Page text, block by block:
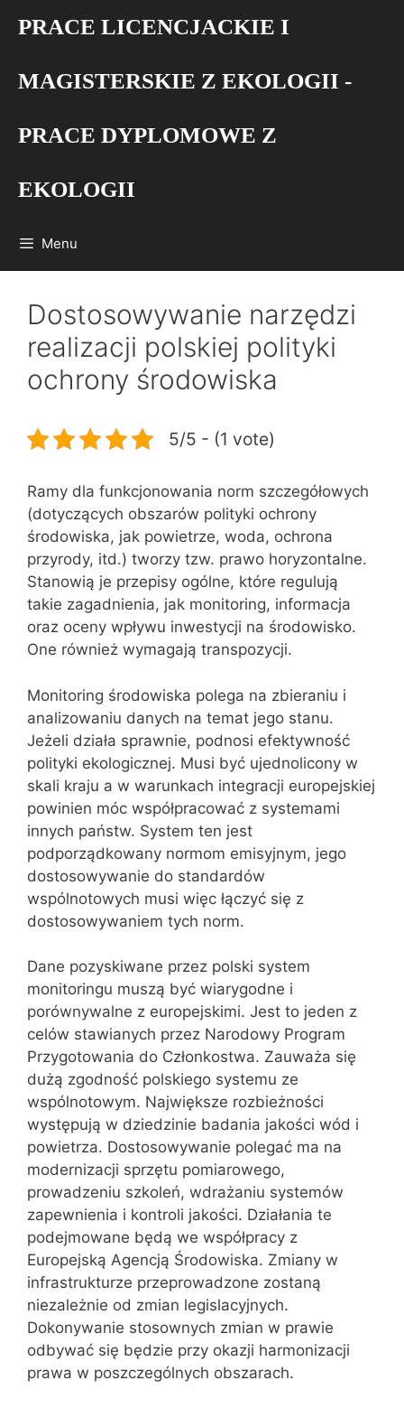
PRACE LICENCJACKIE I
MAGISTERSKIE Z EKOLOGII -
PRACE DYPLOMOWE Z
EKOLOGII
Menu
Dostosowywanie narzędzi
realizacji polskiej polityki
ochrony środowiska
5/5 - (1 vote)
Ramy dla funkcjonowania norm szczegółowych
(dotyczących obszarów polityki ochrony
środowiska, jak powietrze, woda, ochrona
przyrody, itd.) tworzy tzw. prawo horyzontalne.
Stanowią je przepisy ogólne, które regulują
takie zagadnienia, jak monitoring, informacja
oraz oceny wpływu inwestycji na środowisko.
One również wymagają transpozycji.
Monitoring środowiska polega na zbieraniu i
analizowaniu danych na temat jego stanu.
Jeżeli działa sprawnie, podnosi efektywność
polityki ekologicznej. Musi być ujednolicony w
skali kraju a w warunkach integracji europejskiej
powinien móc współpracować z systemami
innych państw. System ten jest
podporządkowany normom emisyjnym, jego
dostosowywanie do standardów
wspólnotowych musi więc łączyć się z
dostosowywaniem tych norm.
Dane pozyskiwane przez polski system
monitoringu muszą być wiarygodne i
porównywalne z europejskimi. Jest to jeden z
celów stawianych przez Narodowy Program
Przygotowania do Członkostwa. Zauważa się
dużą zgodność polskiego systemu ze
wspólnotowym. Największe rozbieżności
występują w dziedzinie badania jakości wód i
powietrza. Dostosowywanie polegać ma na
modernizacji sprzętu pomiarowego,
prowadzeniu szkoleń, wdrażaniu systemów
zapewnienia i kontroli jakości. Działania te
podejmowane będą we współpracy z
Europejską Agencją Środowiska. Zmiany w
infrastrukturze przeprowadzone zostaną
niezależnie od zmian legislacyjnych.
Dokonywanie stosownych zmian w prawie
odbywać się będzie przy okazji harmonizacji
prawa w poszczególnych obszarach.